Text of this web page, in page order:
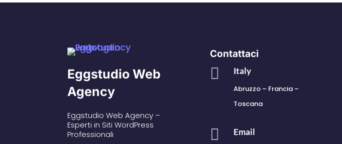
Eggstudio Web
Agency
Eggstudio Web Agency –
Esperti in Siti WordPress
Professionali
Contattaci
 Italy
Abruzzo – Francia –
Toscana
 Email